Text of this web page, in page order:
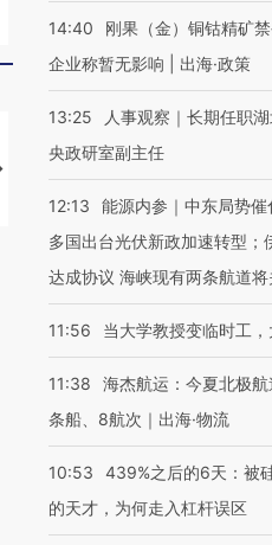
心“花钱找虐”？
毒品
【推广】走进第四届链博
有意思的生活
14:40
刚果（金）铜钴精矿
企业称暂无影响 | 出海·政策
13:25
人事观察｜长期任职
央政研室副主任
12:13
能源内参｜中东局势
多国出台光伏新政加速转型；
达成协议 海峡现有两条航道将
11:56 当大学教授变临时工
11:38
海杰航运：今夏北极
条船、8航次｜出海·物流
10:53
439%之后的6天：被
的天才，为何走入杠杆误区